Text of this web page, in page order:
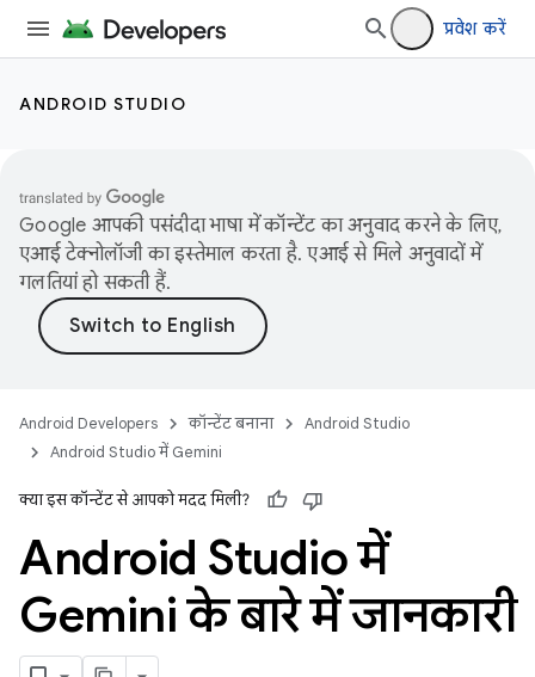
प्रवेश करें
ANDROID STUDIO
Google आपकी पसंदीदा भाषा में कॉन्टेंट का अनुवाद करने के लिए,
एआई टेक्नोलॉजी का इस्तेमाल करता है. एआई से मिले अनुवादों में
गलतियां हो सकती हैं.
Android Developers कॉन्टेंट बनाना
Android Studio
Android Studio में Gemini
क्या इस कॉन्टेंट से आपको मदद मिली?
Android Studio में
Gemini के बारे में जानकारी